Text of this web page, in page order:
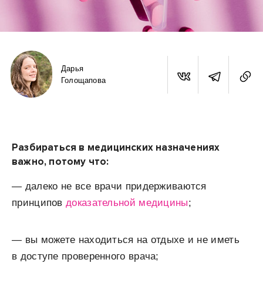
Дарья
Голощапова
Разбираться в медицинских назначениях
важно, потому что:
— далеко не все врачи придерживаются
принциповдоказательной медицины;
— вы можете находиться на отдыхе и не иметь
в доступе проверенного врача;